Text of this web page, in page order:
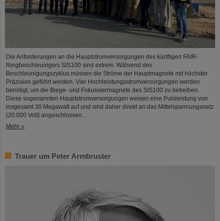
Die Anforderungen an die Hauptstromversorgungen des künftigen FAIR-
Ringbeschleunigers SIS100 sind extrem. Während des
Beschleunigungszyklus müssen die Ströme der Hauptmagnete mit höchster
Präzision geführt werden. Vier Hochleistungsstromversorgungen werden
benötigt, um die Biege- und Fokussiermagnete des SIS100 zu betreiben.
Diese sogenannten Hauptstromversorgungen weisen eine Pulsleistung von
insgesamt 30 Megawatt auf und sind daher direkt an das Mittelspannungsnetz
(20.000 Volt) angeschlossen.…
Mehr »
Trauer um Peter Armbruster